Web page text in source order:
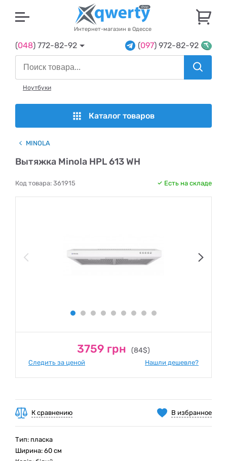
Интернет-магазин в Одессе
(048) 772-82-92 (097) 972-82-92
Ноутбуки
Каталог товаров
MINOLA
Вытяжка Minola HPL 613 WH
Код товара: 361915 Есть на складе
3759 грн (84$)
Следить за ценой Нашли дешевле?
В избранное
К сравнению
Тип: пласка
Ширина: 60 см